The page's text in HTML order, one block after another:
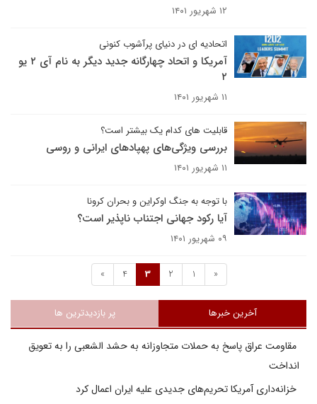
۱۲ شهریور ۱۴۰۱
اتحادیه ای در دنیای پرآشوب کنونی
آمریکا و اتحاد چهارگانه جدید دیگر به نام آی ۲ یو
۲
۱۱ شهریور ۱۴۰۱
قابلیت های کدام یک بیشتر است؟
بررسی ویژگی‌های پهپادهای ایرانی و روسی
۱۱ شهریور ۱۴۰۱
با توجه به جنگ اوکراین و بحران کرونا
آیا رکود جهانی اجتناب ناپذیر است؟
۰۹ شهریور ۱۴۰۱
«
1
2
3
4
»
آخرین خبرها پر بازدیدترین ها
مقاومت عراق پاسخ به حملات متجاوزانه به حشد الشعبی را به تعویق
انداخت
خزانه‌داری آمریکا تحریم‌های جدیدی علیه ایران اعمال کرد